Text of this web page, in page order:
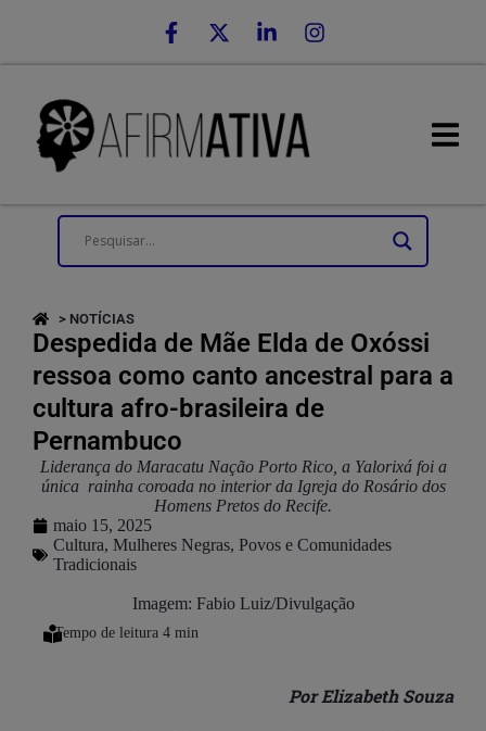
> NOTÍCIAS
Despedida de Mãe Elda de Oxóssi
ressoa como canto ancestral para a
cultura afro-brasileira de
Pernambuco
Liderança do Maracatu Nação Porto Rico, a Yalorixá foi a
única rainha coroada no interior da Igreja do Rosário dos
Homens Pretos do Recife.
maio 15, 2025
Cultura, Mulheres Negras, Povos e Comunidades
Tradicionais
Imagem: Fabio Luiz/Divulgação
Por Elizabeth Souza